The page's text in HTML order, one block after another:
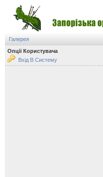
Галерея
Опції Користувача
Вхід В Систему